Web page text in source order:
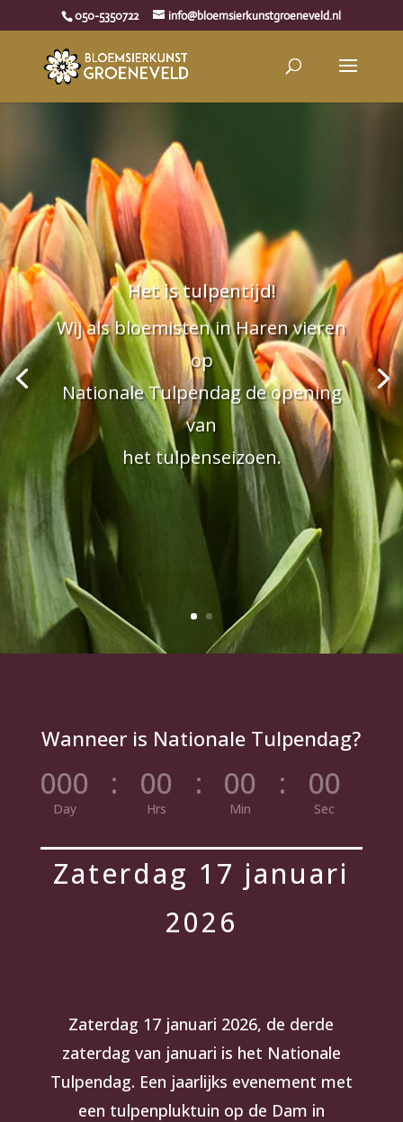
050-5350722 info@bloemsierkunstgroeneveld.nl
Het is tulpentijd!
Wij als bloemisten in Haren vieren
op
Nationale Tulpendag de opening
van
het tulpenseizoen.
Wanneer is Nationale Tulpendag?
000
Day
: 00
Hrs
: 00
Min
: 00
Sec
Zaterdag 17 januari
2026
Zaterdag 17 januari 2026, de derde
zaterdag van januari is het Nationale
Tulpendag. Een jaarlijks evenement met
een tulpenpluktuin op de Dam in